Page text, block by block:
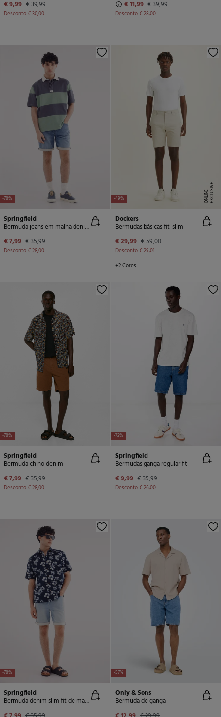
€ 9,99 € 39,99
Desconto€ 30,00
€ 11,99 € 39,99
Desconto€ 28,00
-78%
Springfield
Bermuda jeans em malha denim slim fit média
€ 7,99 € 35,99
Desconto€ 28,00
-49% E
X
C
L
U
SI
V
E
O
N
LI
N
E
Dockers
Bermudas básicas fit-slim
€ 29,99 € 59,00
Desconto€ 29,01
+2 Cores
-78%
Springfield
Bermuda chino denim
€ 7,99 € 35,99
Desconto€ 28,00
-72%
Springfield
Bermudas ganga regular fit
€ 9,99 € 35,99
Desconto€ 26,00
-78%
Springfield
Bermuda denim slim fit de malha leve
-57%
Only & Sons
Bermuda de ganga